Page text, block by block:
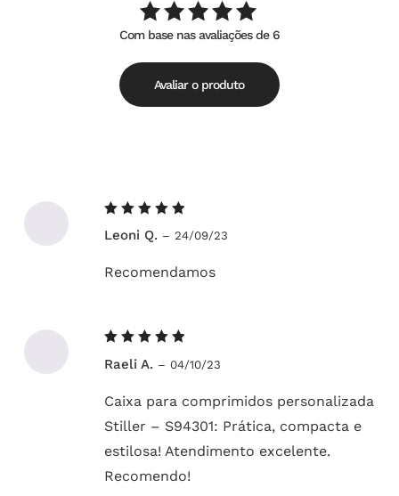
Avaliação
5.00de
5
Com base nas avaliações de 6
Avaliar o produto
5de 5
Leoni Q. – 24/09/23
Recomendamos
5de 5
Raeli A. – 04/10/23
Caixa para comprimidos personalizada
Stiller – S94301: Prática, compacta e
estilosa! Atendimento excelente.
Recomendo!